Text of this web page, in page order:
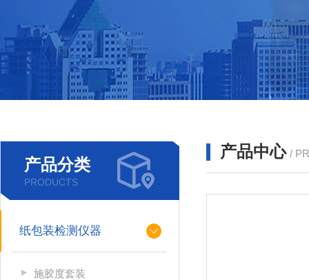
产品分类
PRODUCTS
纸包装检测仪器
施胶度套装
产品中心 /